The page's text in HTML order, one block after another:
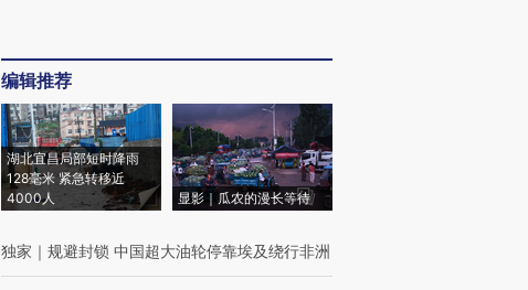
编辑推荐
湖北宜昌局部短时降雨
128毫米 紧急转移近
4000人
显影｜瓜农的漫长等待
独家 ｜ 规避封锁 中国超大油轮停靠埃及绕行非洲